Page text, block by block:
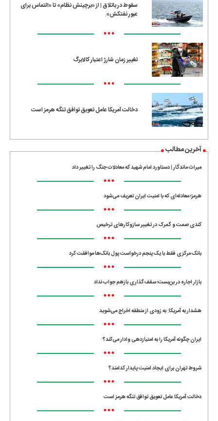
سقوط در باتلاق | از «برچینش نظام» تا «التماس برای
عبور نفتکش»
•••
تغییر زمان شارژ اعتبار کالابرگ
•••
دخالت آمریکا عامل تعویق توافق تنگه هرمز است
آخرین مطالب
میراث ماندگار | دستاورد امام شهید که معادلات جنگ را تغییر داد
•••
هرمز؛ معادله‌ای که با امنیت ایران تعریف می‌شود
•••
کندی صمت و گمرک در تغییر سازوکارهای ترخیص
•••
بانک مرکزی فقط با یک‌ پنجم درخواست پول بانک‌ها موافقت کرد
•••
بازار اجاره در بن‌بست؛ سقف‌گذاری بازهم جواب نداد
•••
هشدار به آمریکا: به زودی از منطقه اخراج می‌شوید
•••
ایران چگونه آمریکا را به امتیازدهی وادار می‌کند؟
•••
شروط تهران برای ایجاد امنیت پایدار کدامند؟
•••
دخالت آمریکا عامل تعویق توافق تنگه هرمز است
•••